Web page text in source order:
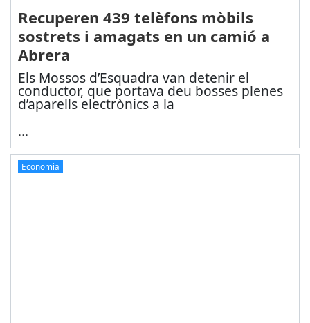
Recuperen 439 telèfons mòbils
sostrets i amagats en un camió a
Abrera
Els Mossos d’Esquadra van detenir el
conductor, que portava deu bosses plenes
d’aparells electrònics a la
...
Economia